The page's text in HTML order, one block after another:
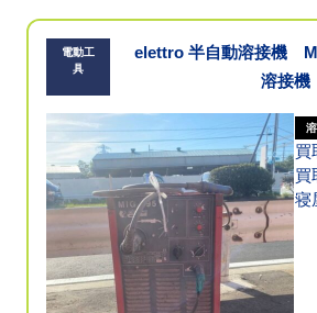
電動工
具
elettro 半自動溶接機
溶接機
買
買
寝